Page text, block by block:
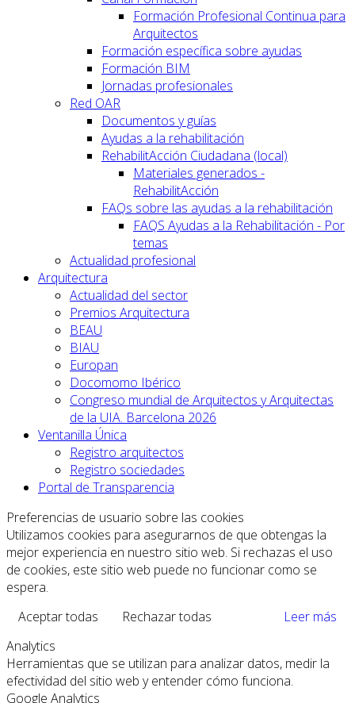
Formación Profesional Continua para
Arquitectos
Formación específica sobre ayudas
Formación BIM
Jornadas profesionales
Red OAR
Documentos y guías
Ayudas a la rehabilitación
RehabilitAcción Ciudadana (local)
Materiales generados -
RehabilitAcción
FAQs sobre las ayudas a la rehabilitación
FAQS Ayudas a la Rehabilitación - Por
temas
Actualidad profesional
Arquitectura
Actualidad del sector
Premios Arquitectura
BEAU
BIAU
Europan
Docomomo Ibérico
Congreso mundial de Arquitectos y Arquitectas
de la UIA. Barcelona 2026
Ventanilla Única
Registro arquitectos
Registro sociedades
Portal de Transparencia
Preferencias de usuario sobre las cookies
Utilizamos cookies para asegurarnos de que obtengas la
mejor experiencia en nuestro sitio web. Si rechazas el uso
de cookies, este sitio web puede no funcionar como se
espera.
Aceptar todas
Rechazar todas
Leer más
Analytics
Herramientas que se utilizan para analizar datos, medir la
efectividad del sitio web y entender cómo funciona.
Google Analytics